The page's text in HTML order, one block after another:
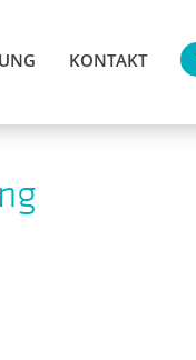
KONTAKT